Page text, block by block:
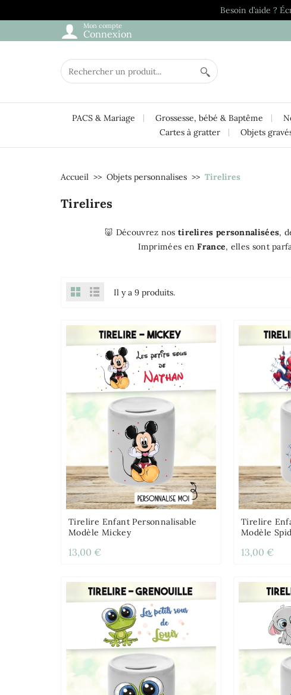
Besoin d’aide ?
Mon compte
Connexion
PACS & Mariage Grossesse, bébé & Baptême
Cartes à gratter
Objets
Accueil Objets personnalises Tirelires
Tirelires
🐷 Découvrez nos tirelires personnalisées,
Imprimées enFrance, elles sont
Il y a 9 produits.
Tirelire Enfant Personnalisable
Modèle Mickey
13,00 €
Tirelire
Modèle
13,00 €